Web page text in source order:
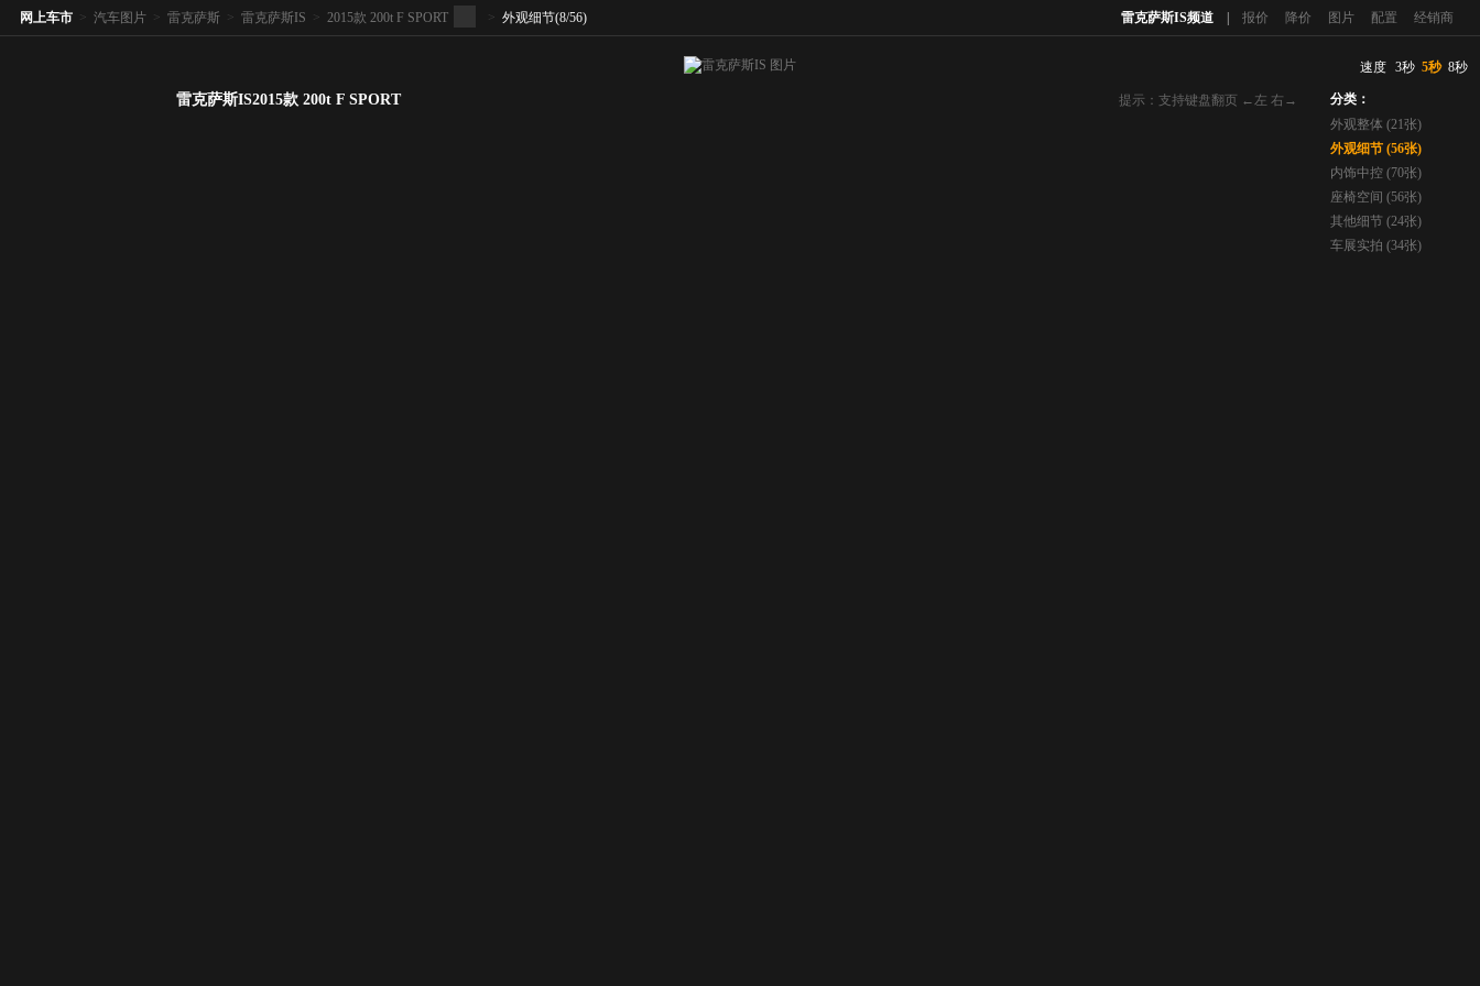
雷克萨斯IS频道 报价 降价 图片 配置 经销商
网上车市 > 汽车图片 > 雷克萨斯 > 雷克萨斯IS > 2015款 200t F SPORT > 外观细节(8/56)
提示：支持键盘翻页 ←左 右→
雷克萨斯IS2015款 200t F SPORT
速度 3秒 5秒 8秒
分类：
外观整体 (21张)
外观细节 (56张)
内饰中控 (70张)
座椅空间 (56张)
其他细节 (24张)
车展实拍 (34张)